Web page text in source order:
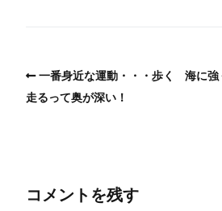
一番身近な運動・・・歩く
走るって奥が深い！
海に強
コメントを残す